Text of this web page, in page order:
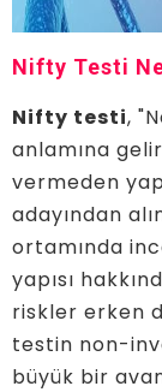
Nifty Testi
Nifty testi,
anlamına
vermeden
adayından
ortamında
yapısı
riskler erken
testin non-
büyük bir